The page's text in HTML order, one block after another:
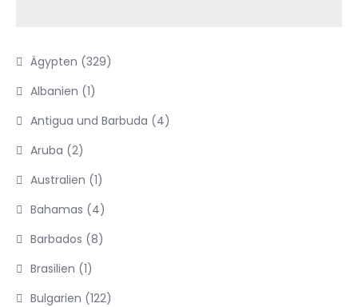
Ägypten (329)
Albanien (1)
Antigua und Barbuda (4)
Aruba (2)
Australien (1)
Bahamas (4)
Barbados (8)
Brasilien (1)
Bulgarien (122)